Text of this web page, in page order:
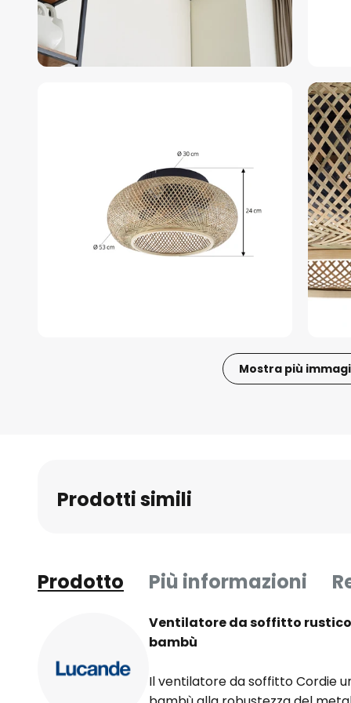
Mostra più
immagini
Prodotti simili
Prodotto Più informazioni
Ventilatore da soffitto
bambù
Il ventilatore da soffitto Cordie